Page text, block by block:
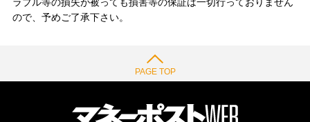
ので、予めご了承下さい。
PAGE TOP